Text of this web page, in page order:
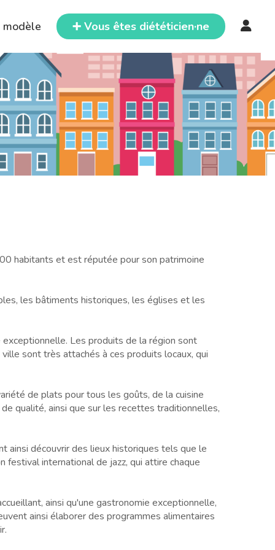
modèle ➕ Vous êtes diététicien·ne
habitants et est réputée pour son patrimoine
les bâtiments historiques, les églises et les
Les produits de la région sont
sont très attachés à ces produits locaux, qui
de plats pour tous les goûts, de la cuisine
qualité, ainsi que sur les recettes traditionnelles,
ainsi découvrir des lieux historiques tels que le
festival international de jazz, qui attire chaque
ainsi qu'une gastronomie exceptionnelle,
ainsi élaborer des programmes alimentaires